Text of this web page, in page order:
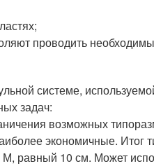
проводить
системе,
задач:
возможных
экономичные. Итог
М, равный 10 см. Может